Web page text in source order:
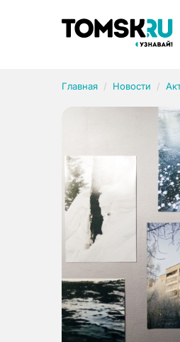
Главная Новости
Рубрики